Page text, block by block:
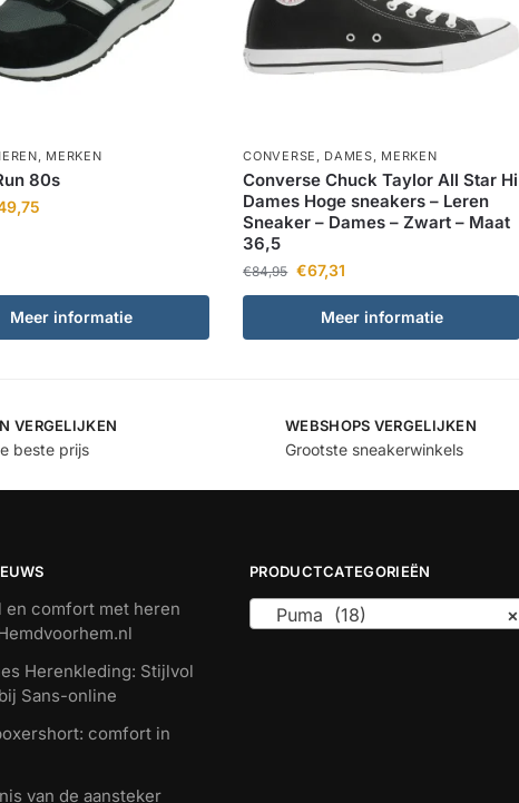
MERKEN
80s
Meer informatie
CONVERSE DAMES MERKEN
Converse Chuck Taylor All Star Hi
Dames Hoge sneakers – Leren
Sneaker – Dames – Zwart – Maat
36,5
€84,95 €67,31
Meer informatie
VERGELIJKEN
beste prijs
WEBSHOPS VERGELIJKEN
Grootste sneakerwinkels
en comfort met heren
Herenkleding: Stijlvol
Sans-online
comfort in
van de aansteker
PRODUCTCATEGORIEËN
×
Puma (18)